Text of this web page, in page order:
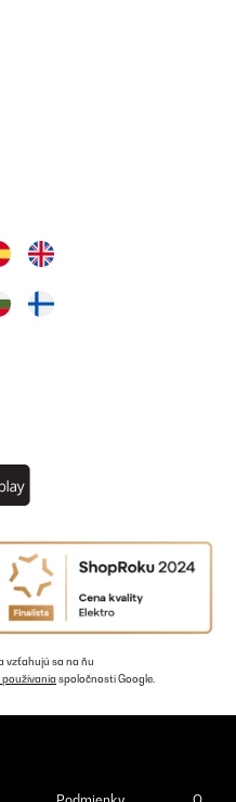
questo prodotto perché si pone
costruito e sembra anche ben
il naso il ronzio emesso dal
se lo si usa di notte come
preparato del dado, della
arancia e delle mele essiccate
Non ho idea dei consumi.
della bolletta.... Per ora
vzťahujú sa na ňu
používania spoločnosti Google.